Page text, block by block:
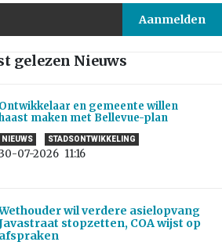
gelezen Nieuws
Ontwikkelaar en gemeente willen
maken met Bellevue-plan
NIEUWS STADSONTWIKKELING
30-07-2026 11:16
wil verdere asielopvang
stopzetten, COA wijst op
afspraken